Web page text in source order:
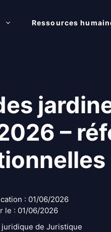
Ressources
–
: 01/06/2026
le : 01/06/2026
juridique de Juristique